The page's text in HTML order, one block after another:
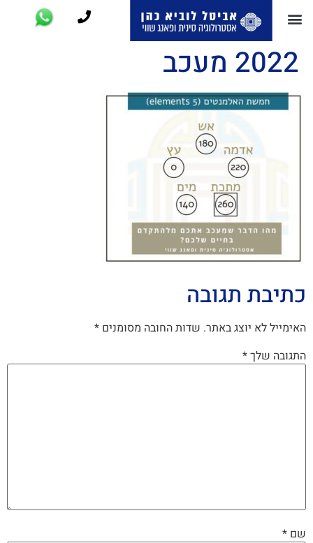
2022 מעכב
כתיבת תגובה
האימייל לא יוצג באתר. שדות החובה מסומנים *
התגובה שלך*
שם *